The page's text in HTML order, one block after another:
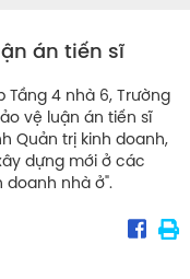
án tiến sĩ
Tầng 4 nhà 6, Trường
vệ luận án tiến sĩ
Quản trị kinh doanh,
dựng mới ở các
doanh nhà ở".